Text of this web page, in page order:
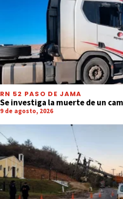
RN 52 PASO DE JAMA
Se investiga la muerte de un
9 de agosto, 2026